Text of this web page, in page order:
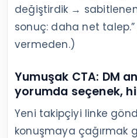
değiştirdik →
sonuç: daha net talep.”
vermeden.)
Yumuşak CTA: DM
yorumda seçenek,
Yeni takipçiyi linke
konuşmaya çağırmak